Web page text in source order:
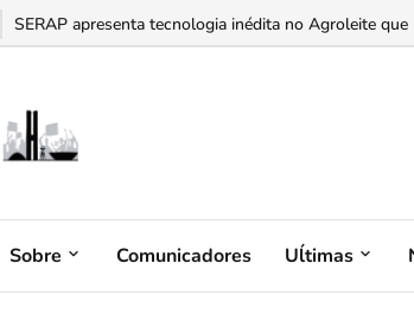
“Bumbum triste” na menopausa: o adesivo hormonal
Sobre Comunicadores Uĺtimas